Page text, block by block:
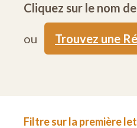
Cliquez sur le nom
ou Trouvez une
Filtre sur la première